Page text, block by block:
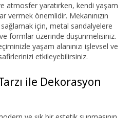
atmosfer yaratırken, kendi yaşam
vermek önemlidir. Mekanınızın
için, metal sandalyelere
formlar üzerinde düşünmelisiniz.
yaşam alanınızı işlevsel ve
etkileyebilirsiniz.
ile Dekorasyon